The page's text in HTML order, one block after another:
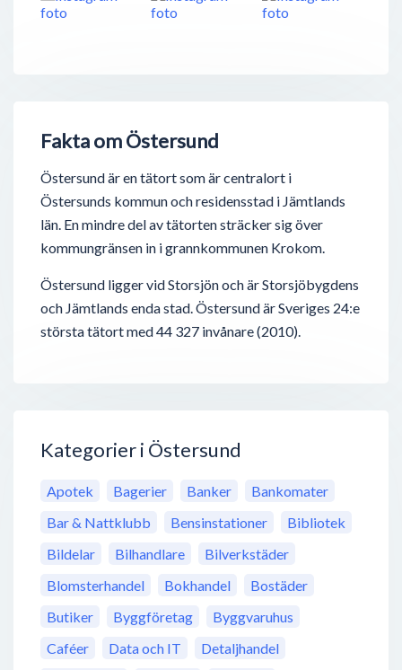
Fakta om Östersund
Östersund är en tätort som är centralort i
Östersunds kommun och residensstad i Jämtlands
län. En mindre del av tätorten sträcker sig över
kommungränsen in i grannkommunen Krokom.
Östersund ligger vid Storsjön och är Storsjöbygdens
och Jämtlands enda stad. Östersund är Sveriges 24:e
största tätort med 44 327 invånare (2010).
Kategorier i Östersund
Apotek Bagerier Banker
Bankomater
Bar & Nattklubb
Bensinstationer
Bibliotek
Bildelar
Bilhandlare
Bilverkstäder
Blomsterhandel
Bokhandel
Bostäder
Butiker
Byggföretag
Byggvaruhus
Caféer
Data och IT
Detaljhandel